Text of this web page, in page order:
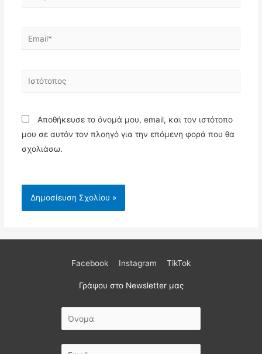
Email*
Ιστότοπος
Αποθήκευσε το όνομά μου, email, και τον ιστότοπο
μου σε αυτόν τον πλοηγό για την επόμενη φορά που θα
σχολιάσω.
Facebook Instagram TikTok
Γράψου στο Newsletter μας